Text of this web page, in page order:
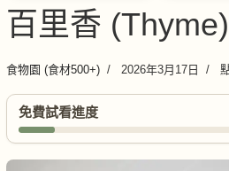
百里香 (Thyme)
食物園 (食材500+) 2026年3月17日
免費試看進度